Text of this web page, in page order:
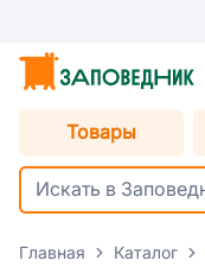
Товары
Главная Каталог